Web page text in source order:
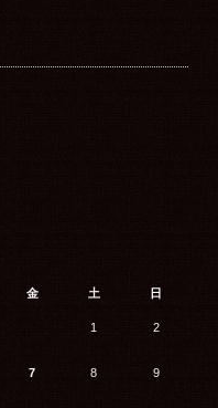
金 土 日
1 2
7 8 9